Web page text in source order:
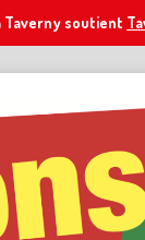
Taverny soutient